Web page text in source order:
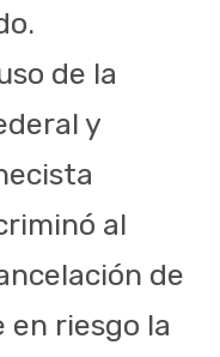
de la
y
al
de
en riesgo la